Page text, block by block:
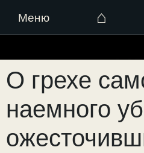
Меню ⌂
к
содержимому
О грехе
наемного